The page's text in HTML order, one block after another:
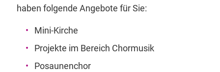
haben folgende Angebote für Sie:
Mini-Kirche
Projekte im Bereich Chormusik
Posaunenchor